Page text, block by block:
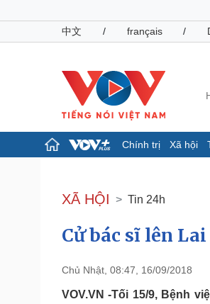
中文
/ français /
Chính trị Xã hội
Đảng
Tổ chức nhân sự
Nhận diện sự thật
Pháp luật
XÃ HỘI Tin 24h
Cử bác sĩ lên
Chủ Nhật, 08:47, 16/09/2018
VOV.VN -Tối 15/9, Bệnh